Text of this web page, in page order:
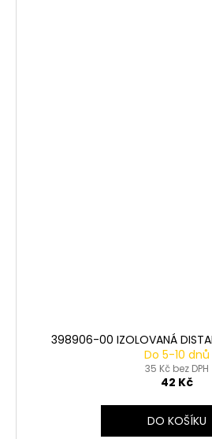
398906-00 IZOLOVANÁ
Do 5-10 dnů
35 Kč bez DPH
42 Kč
DO KOŠÍKU